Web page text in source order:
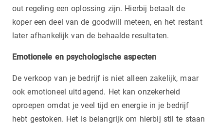
out regeling een oplossing zijn. Hierbij betaalt de
koper een deel van de goodwill meteen, en het restant
later afhankelijk van de behaalde resultaten.
Emotionele en psychologische aspecten
De verkoop van je bedrijf is niet alleen zakelijk, maar
ook emotioneel uitdagend. Het kan onzekerheid
oproepen omdat je veel tijd en energie in je bedrijf
hebt gestoken. Het is belangrijk om hierbij stil te staan